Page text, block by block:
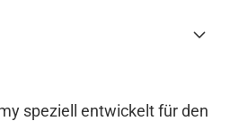
speziell entwickelt für den